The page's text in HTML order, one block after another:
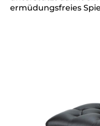
ermüdungsfreies